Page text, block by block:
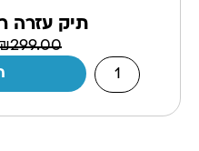
תיק עזרה
299.00